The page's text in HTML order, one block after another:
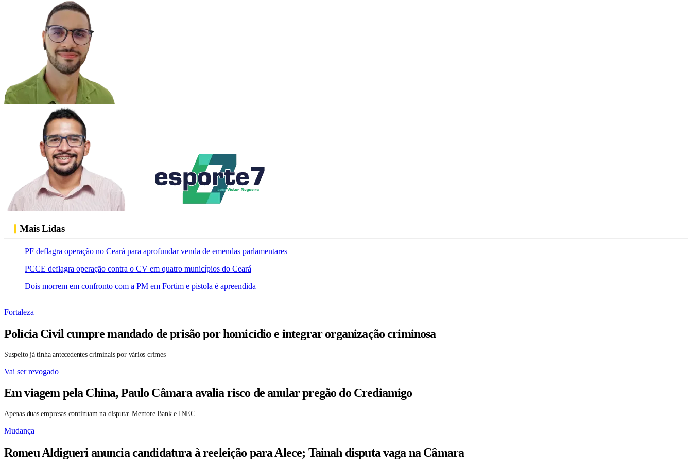
Mais Lidas
PF deflagra operação no Ceará para aprofundar venda de emendas parlamentares
PCCE deflagra operação contra o CV em quatro municípios do Ceará
Dois morrem em confronto com a PM em Fortim e pistola é apreendida
Fortaleza
Polícia Civil cumpre mandado de prisão por homicídio e integrar organização criminosa
Suspeito já tinha antecedentes criminais por vários crimes
Vai ser revogado
Em viagem pela China, Paulo Câmara avalia risco de anular pregão do Crediamigo
Apenas duas empresas continuam na disputa: Mentore Bank e INEC
Mudança
Romeu Aldigueri anuncia candidatura à reeleição para Alece; Tainah disputa vaga na Câmara